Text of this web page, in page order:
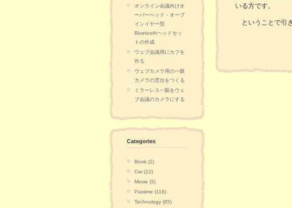
いる方です。
ということで引
オンライン会議向けオ
ーバーヘッド・オープ
インイヤー型
Bluetoothヘッドセッ
トの作成
ウェブ会議用にカフを
作る
ウェブカメラ用の一眼
カメラの雲台をつくる
ミラーレス一眼をウェ
ブ会議のカメラにする
Categories
Book (2)
Car (12)
Movie (3)
Pastime (116)
Technology (85)